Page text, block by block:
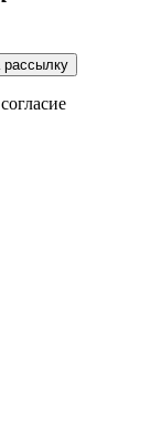
рассылку